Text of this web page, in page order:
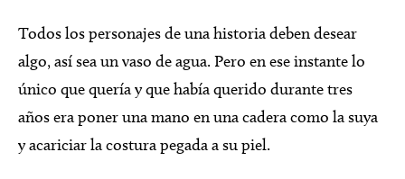
Todos los personajes de una historia deben desear
algo, así sea un vaso de agua. Pero en ese instante lo
único que quería y que había querido durante tres
años era poner una mano en una cadera como la suya
y acariciar la costura pegada a su piel.